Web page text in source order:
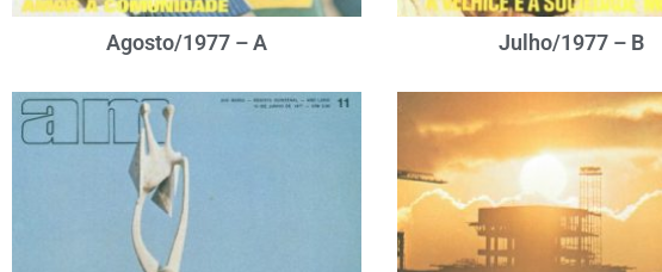
Agosto/1977 – A Julho/1977 – B